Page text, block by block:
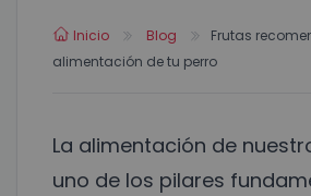
Inicio Blog
Frutas
alimentación de tu perro
La alimentación de
uno de los pilares